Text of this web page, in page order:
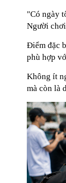
"Có ngày
Người
Điểm đặc
phù hợp
Không ít
mà còn là